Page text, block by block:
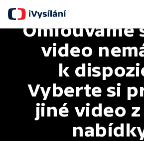
Omlouváme
video
k
Vyberte si
jiné video z